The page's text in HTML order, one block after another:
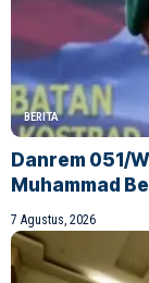
BERITA
Danrem 051/
Muhammad
7 Agustus, 2026